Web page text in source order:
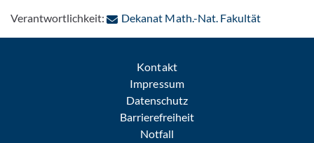
Verantwortlichkeit: Dekanat Math.-Nat. Fakultät: Per E-
Kontakt
Impressum
Datenschutz
Barrierefreiheit
Notfall